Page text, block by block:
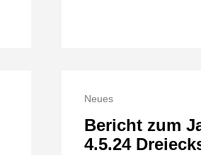
Neues
Bericht zum
4.5.24